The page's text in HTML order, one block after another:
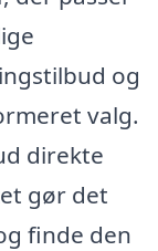
og
valg.
direkte
gør det
finde den